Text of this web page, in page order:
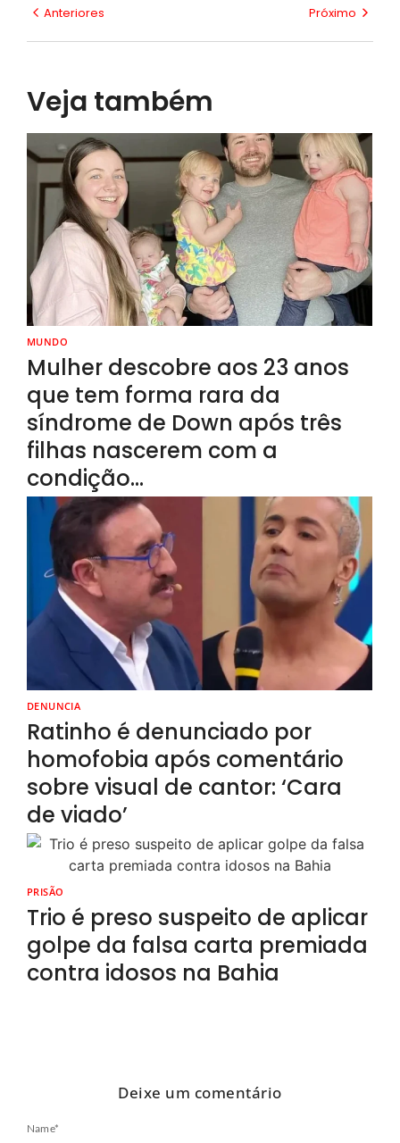
Anteriores Próximo
Veja também
MUNDO
Mulher descobre aos 23 anos
que tem forma rara da
síndrome de Down após três
filhas nascerem com a
condição…
DENUNCIA
Ratinho é denunciado por
homofobia após comentário
sobre visual de cantor: ‘Cara
de viado’
PRISÃO
Trio é preso suspeito de aplicar
golpe da falsa carta premiada
contra idosos na Bahia
Deixe um comentário
Name*